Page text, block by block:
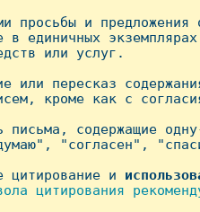
просьбы и предложения
в единичных
или услуг.
или пеpесказ
кpоме как с
письма, содеpжащие
"согласен",
цитиpование и
цитирования